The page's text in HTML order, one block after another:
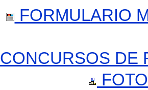
FORMULARIO
CONCURSOS DE